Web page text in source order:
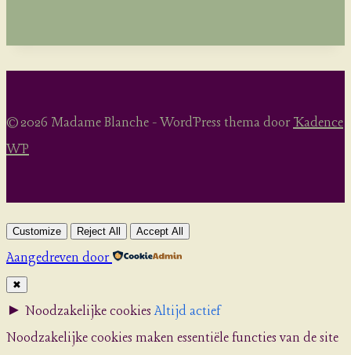
© 2026 Madame Blanche - WordPress thema doorKadence
WP
Customize Reject All Accept All
Aangedreven door
✖
► Noodzakelijke cookies Altijd actief
Noodzakelijke cookies maken essentiële functies van de site